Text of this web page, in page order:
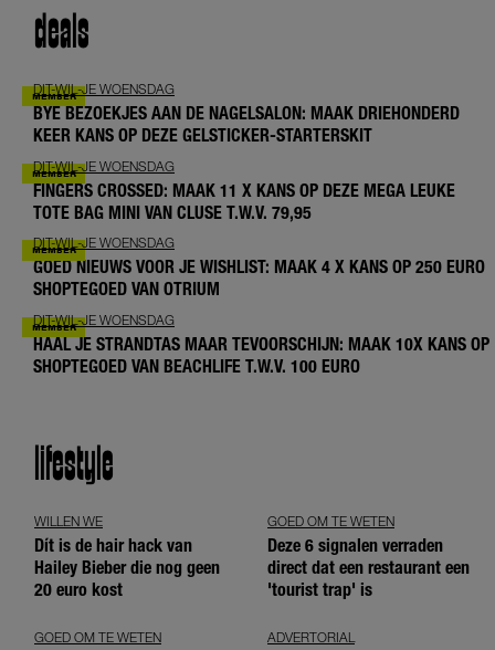
deals
DIT-WIL-JE WOENSDAG
BYE BEZOEKJES AAN DE NAGELSALON: MAAK DRIEHONDERD
KEER KANS OP DEZE GELSTICKER-STARTERSKIT
DIT-WIL-JE WOENSDAG
FINGERS CROSSED: MAAK 11 X KANS OP DEZE MEGA LEUKE
TOTE BAG MINI VAN CLUSE T.W.V. 79,95
DIT-WIL-JE WOENSDAG
GOED NIEUWS VOOR JE WISHLIST: MAAK 4 X KANS OP 250 EURO
SHOPTEGOED VAN OTRIUM
DIT-WIL-JE WOENSDAG
HAAL JE STRANDTAS MAAR TEVOORSCHIJN: MAAK 10X KANS OP
SHOPTEGOED VAN BEACHLIFE T.W.V. 100 EURO
lifestyle
WILLEN WE
Dít is de hair hack van
Hailey Bieber die nog geen
20 euro kost
GOED OM TE WETEN
Deze 6 signalen verraden
direct dat een restaurant een
'tourist trap' is
GOED OM TE WETEN ADVERTORIAL